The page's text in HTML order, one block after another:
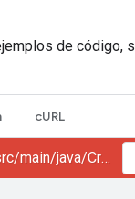
de código,
cURL
gmail/snippets/src/main/java/CreateDraft.java